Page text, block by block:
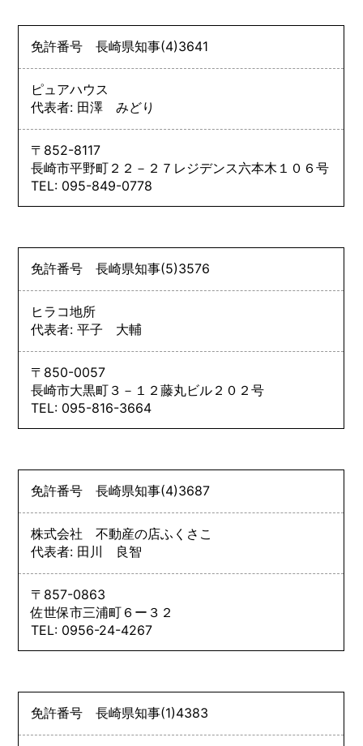
免許番号長崎県知事(4)3641
ピュアハウス
代表者: 田澤 みどり
〒852-8117
長崎市平野町２２－２７レジデンス六本木１０６号
TEL: 095-849-0778
免許番号長崎県知事(5)3576
ヒラコ地所
代表者: 平子 大輔
〒850-0057
長崎市大黒町３－１２藤丸ビル２０２号
TEL: 095-816-3664
免許番号長崎県知事(4)3687
株式会社 不動産の店ふくさこ
代表者: 田川 良智
〒857-0863
佐世保市三浦町６ー３２
TEL: 0956-24-4267
免許番号長崎県知事(1)4383